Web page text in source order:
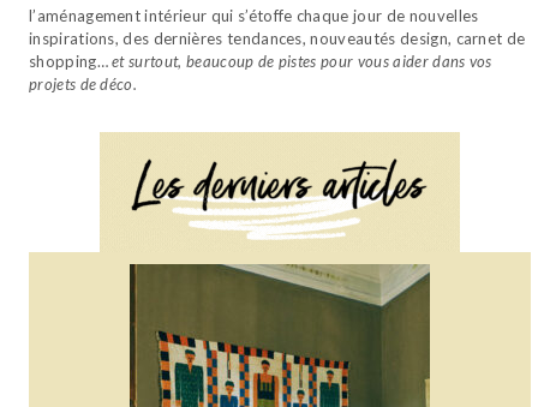
l’aménagement intérieur qui s’étoffe chaque jour de nouvelles
inspirations, des dernières tendances, nouveautés design, carnet de
shopping…et surtout, beaucoup de pistes pour vous aider dans vos
projets de déco.